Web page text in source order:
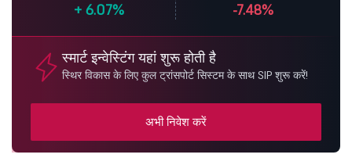
+ 6.07% -7.48%
स्मार्ट इन्वेस्टिंग यहां शुरू होती है
स्थिर विकास के लिए कुल ट्रांसपोर्ट सिस्टम के साथ SIP शुरू करें!
अभी निवेश करें